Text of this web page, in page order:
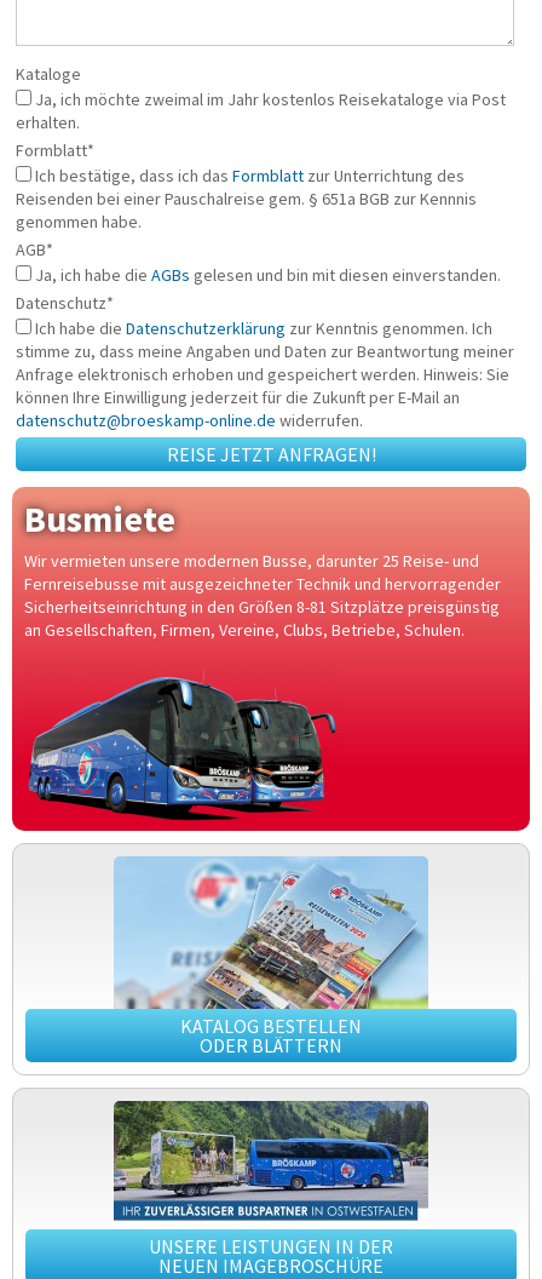
Kataloge
Ja, ich möchte zweimal im Jahr kostenlos Reisekataloge via Post
erhalten.
Formblatt*
Ich bestätige, dass ich das Formblatt zur Unterrichtung des
Reisenden bei einer Pauschalreise gem. § 651a BGB zur Kennnis
genommen habe.
AGB*
Ja, ich habe die AGBs gelesen und bin mit diesen einverstanden.
Datenschutz*
Ich habe die Datenschutzerklärung zur Kenntnis genommen. Ich
stimme zu, dass meine Angaben und Daten zur Beantwortung meiner
Anfrage elektronisch erhoben und gespeichert werden. Hinweis: Sie
können Ihre Einwilligung jederzeit für die Zukunft per E-Mail an
datenschutz
broeskamp-online.de widerrufen.
REISE JETZT ANFRAGEN!
Busmiete
Wir vermieten unsere modernen Busse, darunter 25 Reise- und
Fernreisebusse mit ausgezeichneter Technik und hervorragender
Sicherheitseinrichtung in den Größen 8-81 Sitzplätze preisgünstig
an Gesellschaften, Firmen, Vereine, Clubs, Betriebe, Schulen.
KATALOG BESTELLEN
ODER BLÄTTERN
UNSERE LEISTUNGEN IN DER
NEUEN IMAGEBROSCHÜRE